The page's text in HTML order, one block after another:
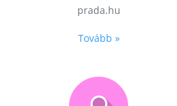
prada.hu
Tovább »